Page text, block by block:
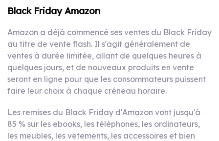
Black Friday Amazon
Amazon a déjà commencé ses ventes du Black Friday
au titre de vente flash. Il s'agit généralement de
ventes à durée limitée, allant de quelques heures à
quelques jours, et de nouveaux produits en vente
seront en ligne pour que les consommateurs puissent
faire leur choix à chaque créneau horaire.
Les remises du Black Friday d'Amazon vont jusqu'à
85 % sur les ebooks, les téléphones, les ordinateurs,
les meubles, les vêtements, les accessoires et bien